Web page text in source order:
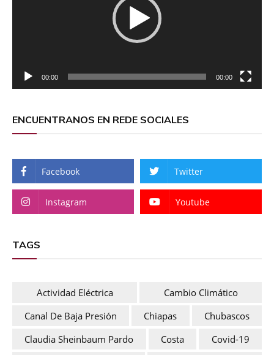
00:00 00:00
ENCUENTRANOS EN REDE SOCIALES
Facebook Twitter
Instagram Youtube
TAGS
Actividad Eléctrica
Cambio Climático
Canal De Baja Presión
Chiapas
Chubascos
Claudia Sheinbaum Pardo
Costa
Covid-19